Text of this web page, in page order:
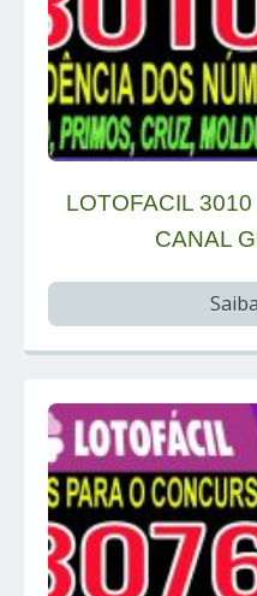
LOTOFACIL
CANAL